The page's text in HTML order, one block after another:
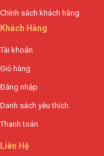
Chính sách khách hàng
Khách Hàng
Tài khoản
Giỏ hàng
Đăng nhập
Danh sách yêu thích
Thanh toán
Liên Hệ